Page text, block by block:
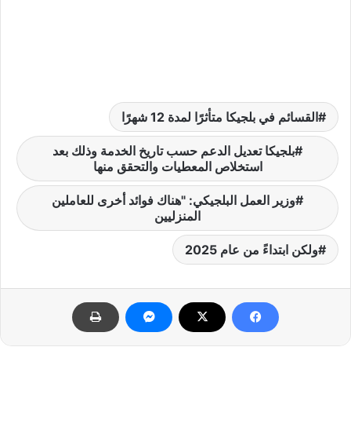
القسائم في بلجيكا متأثرًا لمدة 12 شهرًا
بلجيكا تعديل الدعم حسب تاريخ الخدمة وذلك بعد
استخلاص المعطيات والتحقق منها
وزير العمل البلجيكي: "هناك فوائد أخرى للعاملين
المنزليين
ولكن ابتداءً من عام 2025